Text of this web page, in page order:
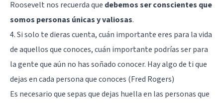
Roosevelt nos recuerda que debemos ser conscientes que
somos personas únicas y valiosas.
4. Si solo te dieras cuenta, cuán importante eres para la vida
de aquellos que conoces, cuán importante podrías ser para
la gente que aún no has soñado conocer. Hay algo de ti que
dejas en cada persona que conoces (Fred Rogers)
Es necesario que sepas que dejas huella en las personas que